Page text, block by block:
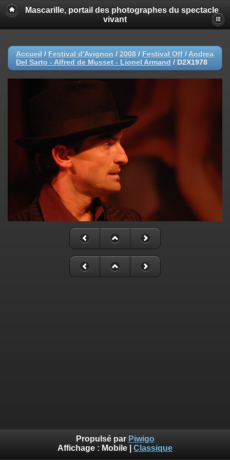
Mascarille, portail des photographes du spectacle
vivant
Accueil / Festival d'Avignon / 2008 / Festival Off / Andrea
Del Sarto - Alfred de Musset - Lionel Armand / D2X1978
Propulsé par Piwigo
Affichage : Mobile Classique